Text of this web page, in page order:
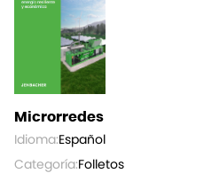
Microrredes
Idioma:Español
Categoría:Folletos